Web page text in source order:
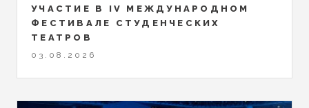
УЧАСТИЕ В IV МЕЖДУНАРОДНОМ
ФЕСТИВАЛЕ СТУДЕНЧЕСКИХ
ТЕАТРОВ
03.08.2026